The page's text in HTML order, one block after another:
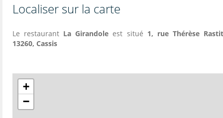
Localiser sur la carte
Le restaurant La Girandole est situé 1, rue Thérèse
13260, Cassis
+
−